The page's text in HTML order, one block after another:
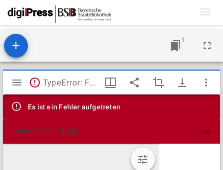
1
Mirador
Viewer
TypeError: Failed to fetch
Es ist ein Fehler aufgetreten
Technische Details